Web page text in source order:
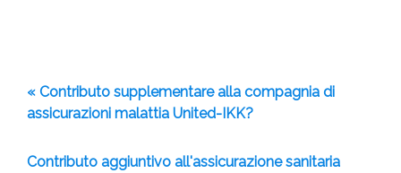
« Contributo supplementare alla compagnia di
assicurazioni malattia United-IKK?
Contributo aggiuntivo all'assicurazione sanitaria